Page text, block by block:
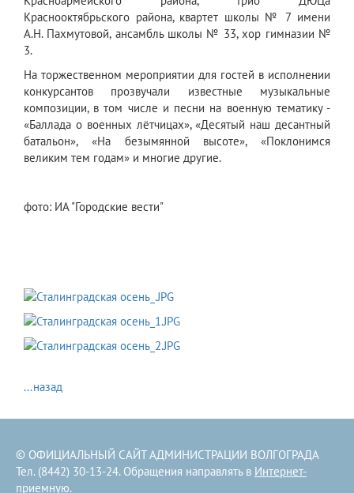
Краснооктябрьского района, квартет школы № 7 имени
А.Н. Пахмутовой, ансамбль школы № 33, хор гимназии №
3.
На торжественном мероприятии для гостей в исполнении
конкурсантов прозвучали известные музыкальные
композиции, в том числе и песни на военную тематику -
«Баллада о военных лётчицах», «Десятый наш десантный
батальон», «На безымянной высоте», «Поклонимся
великим тем годам» и многие другие.
фото: ИА "Городские вести"
...назад
© ОФИЦИАЛЬНЫЙ САЙТ АДМИНИСТРАЦИИ ВОЛГОГРАДА
Тел. (8442) 30-13-24. Обращения направлять в Интернет-
приемную.